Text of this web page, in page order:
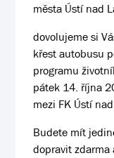
města Ústí nad
dovolujeme si
křest autobusu
programu
pátek 14. října
mezi FK Ústí
Budete mít
dopravit